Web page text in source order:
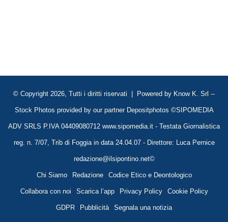
© Copyright 2026, Tutti i diritti riservati | Powered by Know K. Srl --
Stock Photos provided by our partner Depositphotos ©SIPOMEDIA
ADV SRLS P.IVA 04409080712 www.sipomedia.it - Testata Giornalistica
reg. n. 7/07, Trib di Foggia in data 24.04.07 - Direttore: Luca Pernice
redazione@ilsipontino.net©
Chi Siamo Redazione Codice Etico e Deontologico
Collabora con noi Scarica l’app Privacy Policy Cookie Policy
GDPR Pubblicità Segnala una notizia